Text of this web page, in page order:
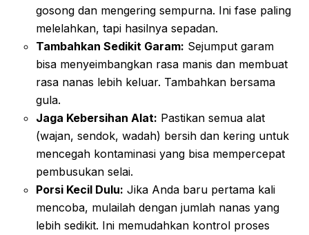
gosong dan mengering sempurna. Ini fase paling
melelahkan, tapi hasilnya sepadan.
Tambahkan Sedikit Garam: Sejumput garam
bisa menyeimbangkan rasa manis dan membuat
rasa nanas lebih keluar. Tambahkan bersama
gula.
Jaga Kebersihan Alat: Pastikan semua alat
(wajan, sendok, wadah) bersih dan kering untuk
mencegah kontaminasi yang bisa mempercepat
pembusukan selai.
Porsi Kecil Dulu: Jika Anda baru pertama kali
mencoba, mulailah dengan jumlah nanas yang
lebih sedikit. Ini memudahkan kontrol proses